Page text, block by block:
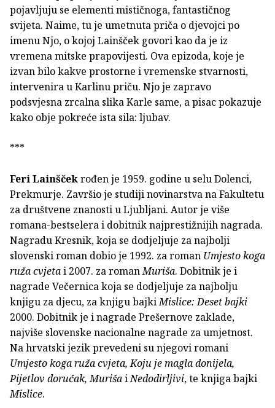
pojavljuju se elementi mističnoga, fantastičnog
svijeta. Naime, tu je umetnuta priča o djevojci po
imenu Njo, o kojoj Lainšček govori kao da je iz
vremena mitske prapovijesti. Ova epizoda, koje je
izvan bilo kakve prostorne i vremenske stvarnosti,
intervenira u Karlinu priču. Njo je zapravo
podsvjesna zrcalna slika Karle same, a pisac pokazuje
kako obje pokreće ista sila: ljubav.
***
Feri Lainščekrođen je 1959. godine u selu Dolenci,
Prekmurje. Završio je studiji novinarstva na Fakultetu
za društvene znanosti u Ljubljani. Autor je više
romana-bestselera i dobitnik najprestižnijih nagrada.
Nagradu Kresnik, koja se dodjeljuje za najbolji
slovenski roman dobio je 1992. za roman Umjesto koga
ruža cvjetai 2007. za romanMuriša. Dobitnik je i
nagrade Večernica koja se dodjeljuje za najbolju
knjigu za djecu, za knjigu bajkiMislice: Deset bajki
2000. Dobitnik je i nagrade Prešernove zaklade,
najviše slovenske nacionalne nagrade za umjetnost.
Na hrvatski jezik prevedeni su njegovi romani
Umjesto koga ruža cvjeta, Koju je magla donijela,
Pijetlov doručak, MurišaiNedodirljivi, te knjiga bajki
Mislice.